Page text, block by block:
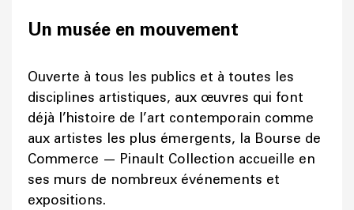
Un musée en mouvement
Ouverte à tous les publics et à toutes les
disciplines artistiques, aux œuvres qui font
déjà l’histoire de l’art contemporain comme
aux artistes les plus émergents, la Bourse de
Commerce — Pinault Collection accueille en
ses murs de nombreux événements et
expositions.